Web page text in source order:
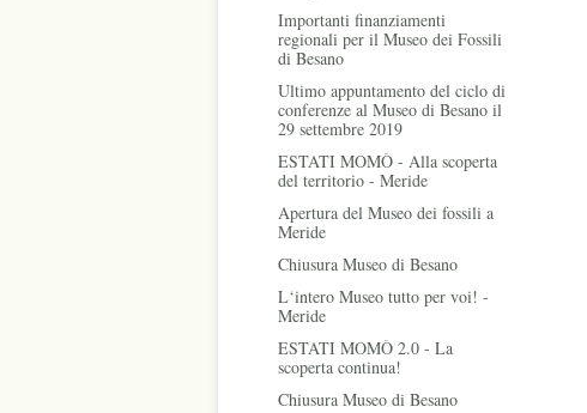
Importanti finanziamenti
regionali per il Museo dei Fossili
di Besano
Ultimo appuntamento del ciclo di
conferenze al Museo di Besano il
29 settembre 2019
ESTATI MOMÒ - Alla scoperta
del territorio - Meride
Apertura del Museo dei fossili a
Meride
Chiusura Museo di Besano
L‘intero Museo tutto per voi! -
Meride
ESTATI MOMÒ 2.0 - La
scoperta continua!
Chiusura Museo di Besano